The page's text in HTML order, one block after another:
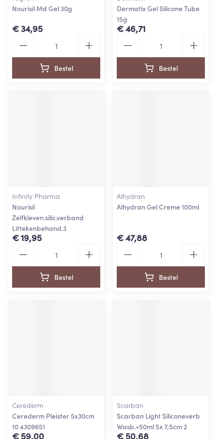
Nourisil Md Gel 30g
€ 34,95
Bestel
Dermatix Gel Silicone Tube
15g
€ 46,71
Bestel
Infinity Pharma
Nourisil
Zelfkleven.silic.verband
Littekenbehand.3
€ 19,95
Bestel
Alhydran
Alhydran Gel Creme 100ml
€ 47,88
Bestel
Cerederm
Cerederm Pleister 5x30cm
10 4309651
€ 59,00
Scarban
Scarban Light Siliconeverb
Wasb.+50ml 5x 7,5cm 2
€ 50,68